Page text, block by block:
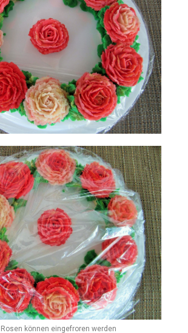
Rosen können eingefroren werden